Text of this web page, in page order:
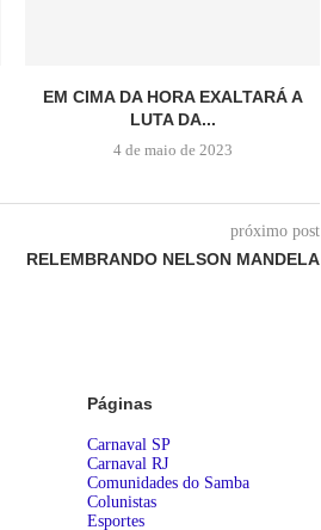
EM CIMA DA HORA EXALTARÁ A
LUTA DA...
4 de maio de 2023
próximo post
RELEMBRANDO NELSON MANDELA
Páginas
Carnaval SP
Carnaval RJ
Comunidades do Samba
Colunistas
Esportes